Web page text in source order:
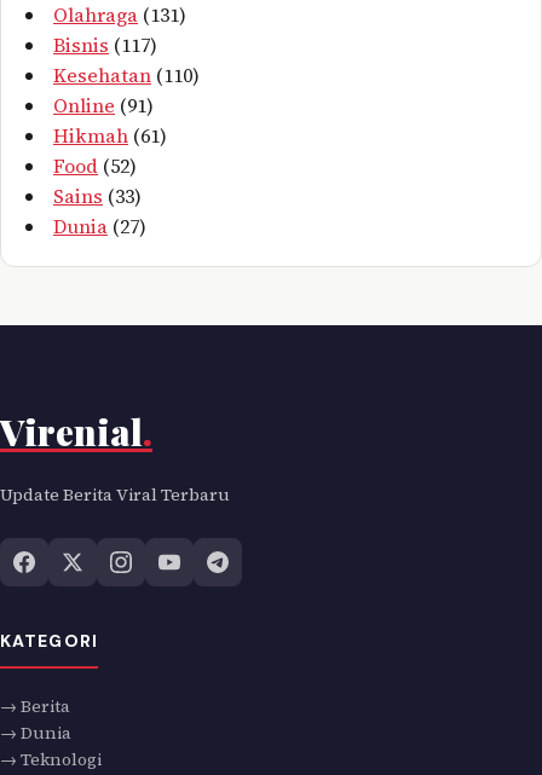
Olahraga (131)
Bisnis (117)
Kesehatan (110)
Online (91)
Hikmah (61)
Food (52)
Sains (33)
Dunia (27)
Virenial.
Update Berita Viral Terbaru
KATEGORI
→ Berita
→ Dunia
→ Teknologi